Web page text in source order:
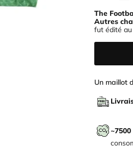
The
Autres
fut édité
Un maillot